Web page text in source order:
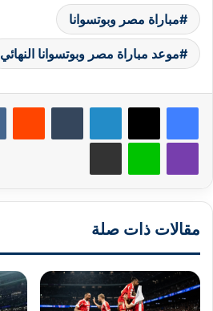
مباراة مصر وبوتسوانا
موعد مباراة مصر وبوتسوانا النهائي
لينكدإن
لاين
مقالات ذات صلة